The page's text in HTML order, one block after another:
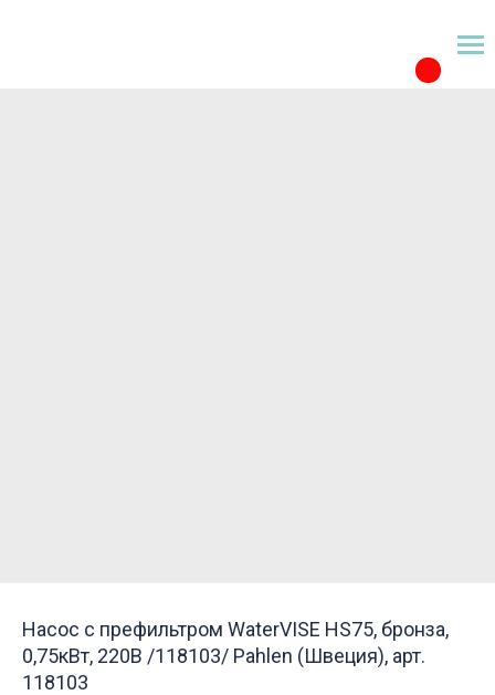
Насос с префильтром WaterVISE HS75, бронза,
0,75кВт, 220В /118103/ Pahlen (Швеция), арт.
118103